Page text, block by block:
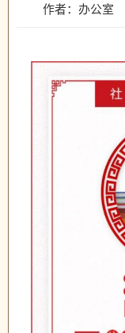
作者：办公室